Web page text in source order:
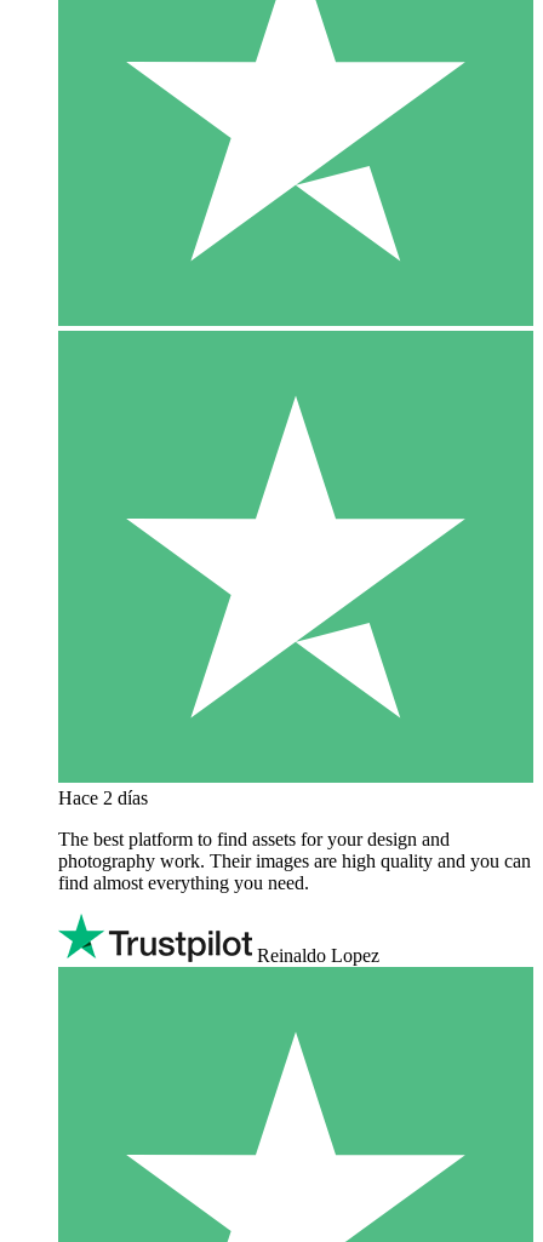
Hace 2 días
The best platform to find assets for your design and
photography work. Their images are high quality and you can
find almost everything you need.
Reinaldo Lopez